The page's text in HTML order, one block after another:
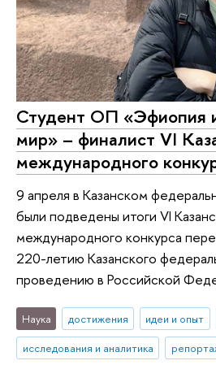
Студент ОП «Эфиопия
мир» – финалист VI
международного
9 апреля в Казанском
были подведены итоги VI
международного конкурса
220-летию Казанского
проведению в Российской
Наука достижения идеи и опыт
исследования и аналитика